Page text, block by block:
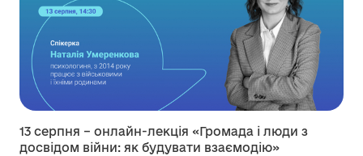
13 серпня – онлайн-лекція «Громада і люди з
досвідом війни: як будувати взаємодію»